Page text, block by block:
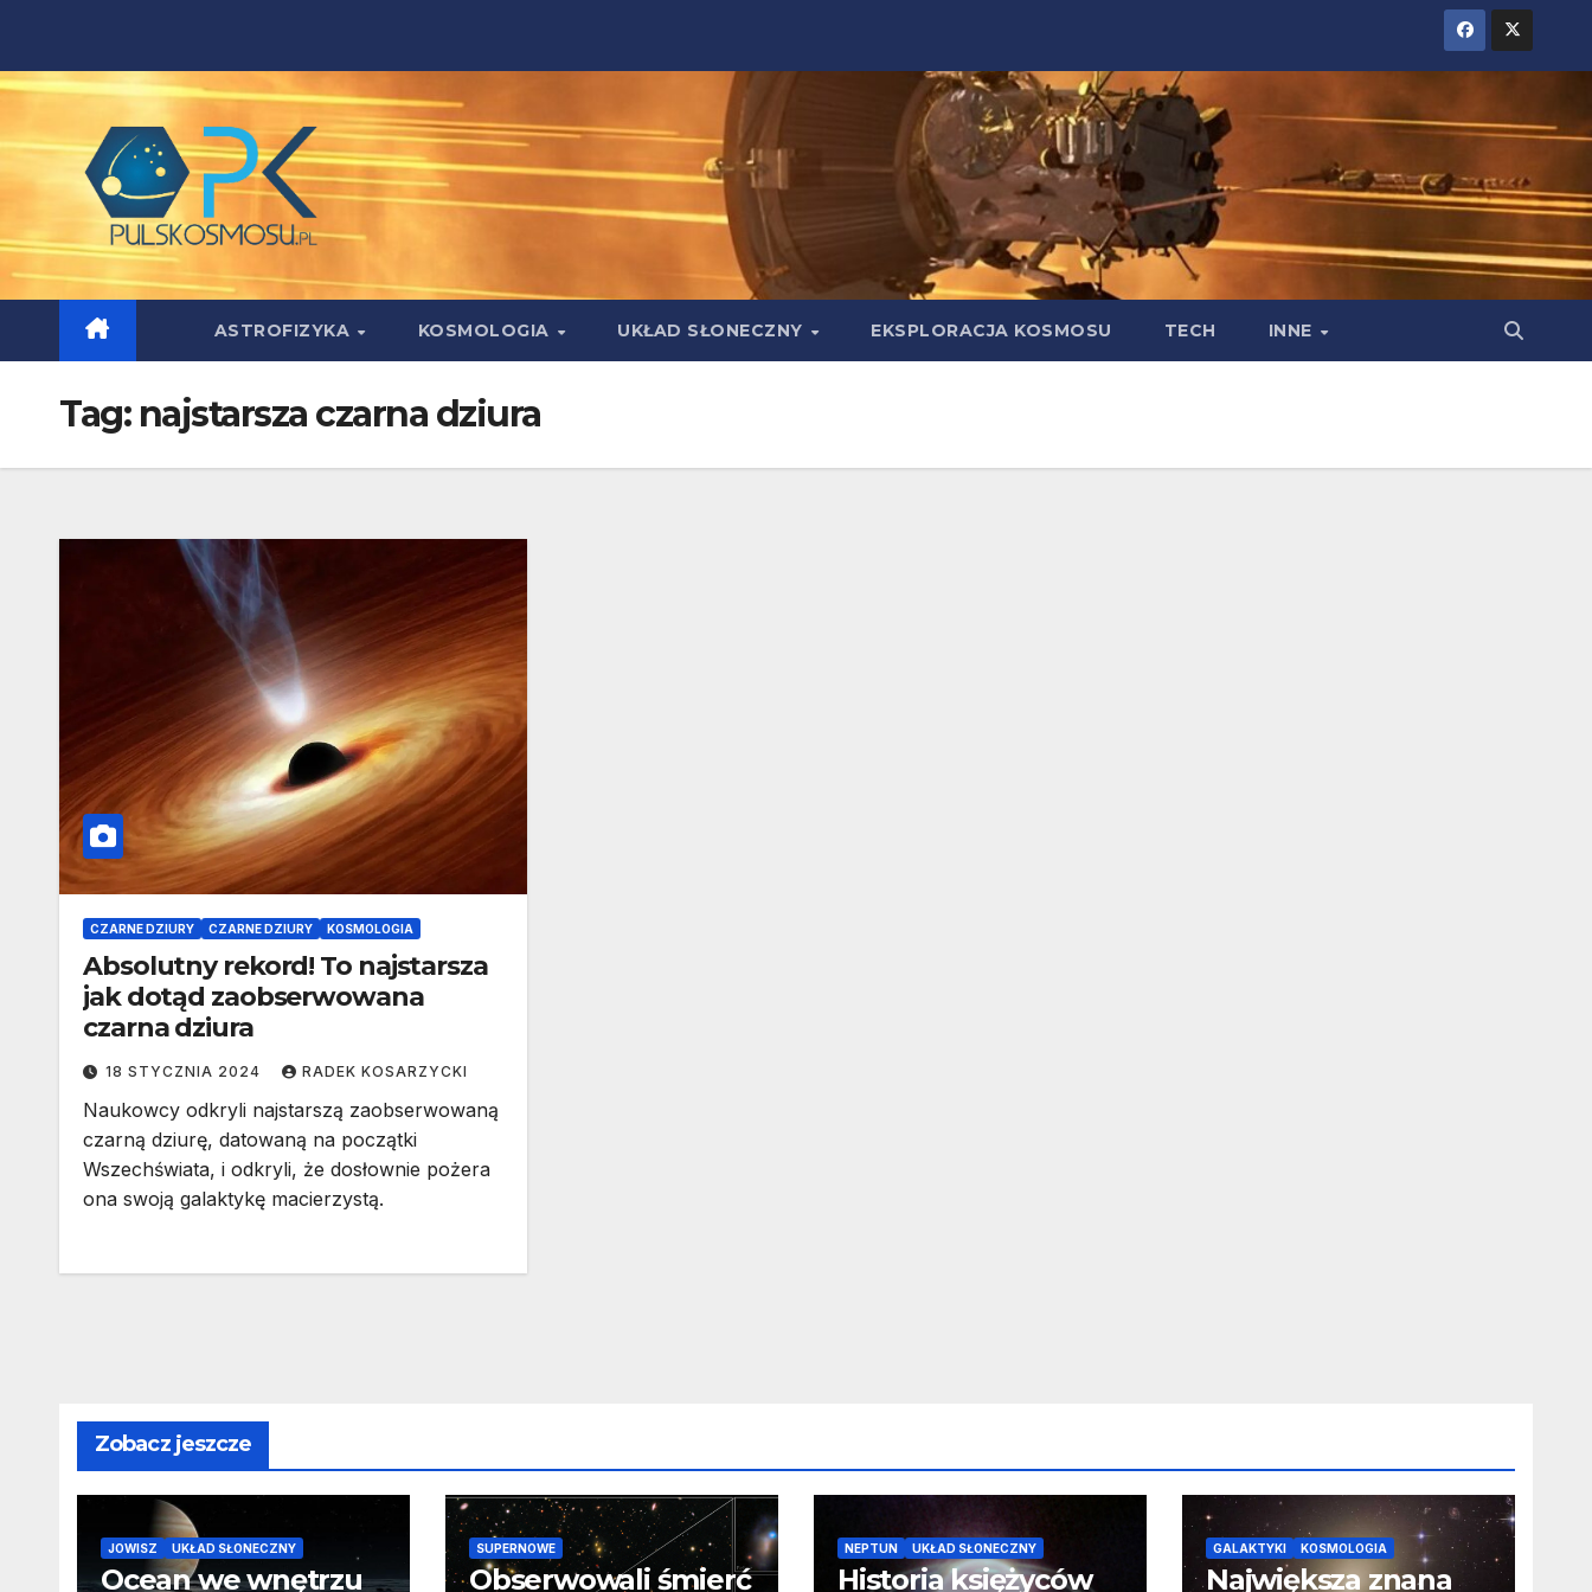
content
ASTROFIZYKA KOSMOLOGIA UKŁAD SŁONECZNY EKSPLORACJA KOSMOSU TECH INNE
Tag: najstarsza czarna dziura
CZARNE DZIURY CZARNE DZIURY KOSMOLOGIA
Absolutny rekord! To najstarsza
jak dotąd zaobserwowana
czarna dziura
18 STYCZNIA 2024 RADEK KOSARZYCKI
Naukowcy odkryli najstarszą zaobserwowaną
czarną dziurę, datowaną na początki
Wszechświata, i odkryli, że dosłownie pożera
ona swoją galaktykę macierzystą.
Zobacz jeszcze
JOWISZ UKŁAD SŁONECZNY
Ocean we wnętrzu
SUPERNOWE
Obserwowali śmierć
NEPTUN UKŁAD SŁONECZNY
Historia księżyców
GALAKTYKI KOSMOLOGIA
Największa znana